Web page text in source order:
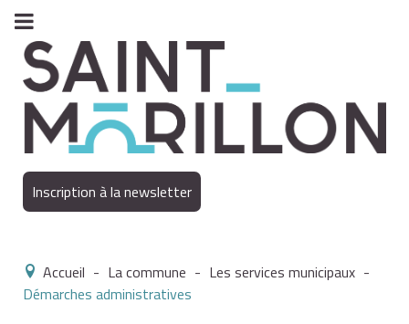
Inscription à la newsletter
Accueil - La commune - Les services municipaux -
Démarches administratives